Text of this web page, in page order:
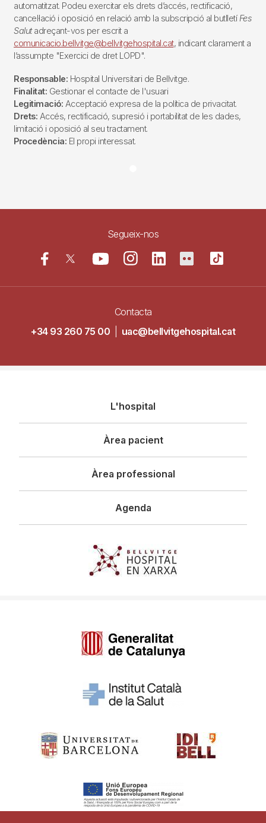
automatitzat. Podeu exercitar els drets d’accés, rectificació,
cancel·lació i oposició en relació amb la subscripció al butlletí Fes
Salutadreçant-vos per escrit a
comunicacio.bellvitge@bellvitgehospital.cat, indicant clarament a
l’assumpte "Exercici de dret LOPD".
Responsable: Hospital Universitari de Bellvitge.
Finalitat: Gestionar el contacte de l'usuari
Legitimació: Acceptació expresa de la política de privacitat.
Drets: Accés, rectificació, supresió i portabilitat de les dades,
limitació i oposició al seu tractament.
Procedència: El propi interessat.
Segueix-nos
Contacta
+34 93 260 75 00
uac@bellvitgehospital.cat
principal
L'hospital
Àrea pacient
Àrea professional
Agenda